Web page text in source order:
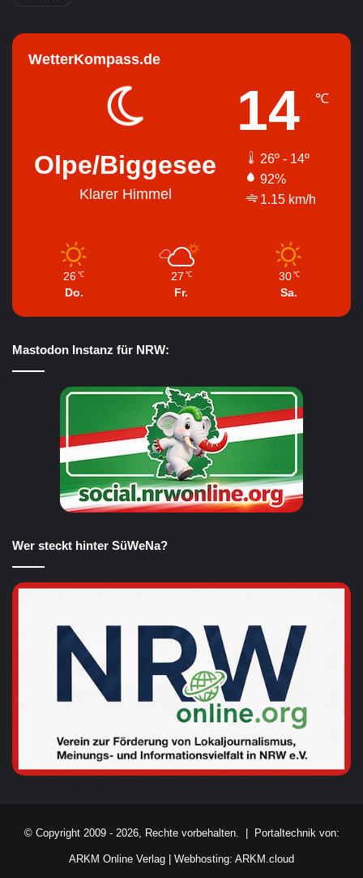
WetterKompass.de
Olpe/Biggesee
Klarer Himmel
14 ℃
26º - 14º
92%
1.15 km/h
26 ℃
Do.
27 ℃
Fr.
30 ℃
Sa.
Mastodon Instanz für NRW:
Wer steckt hinter SüWeNa?
© Copyright 2009 - 2026, Rechte vorbehalten. | Portaltechnik von:
ARKM Online Verlag Webhosting: ARKM.cloud